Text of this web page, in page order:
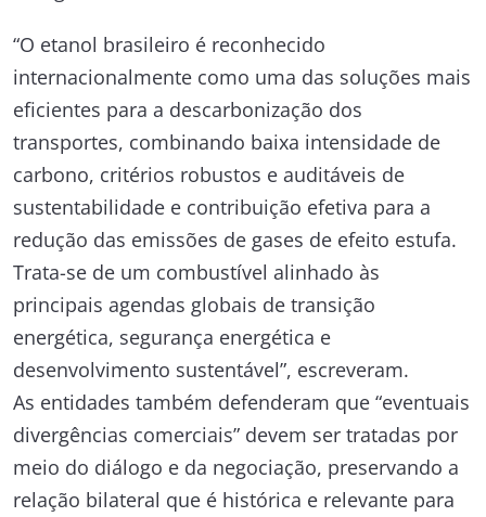
“O etanol brasileiro é reconhecido
internacionalmente como uma das soluções mais
eficientes para a descarbonização dos
transportes, combinando baixa intensidade de
carbono, critérios robustos e auditáveis de
sustentabilidade e contribuição efetiva para a
redução das emissões de gases de efeito estufa.
Trata-se de um combustível alinhado às
principais agendas globais de transição
energética, segurança energética e
desenvolvimento sustentável”, escreveram.
As entidades também defenderam que “eventuais
divergências comerciais” devem ser tratadas por
meio do diálogo e da negociação, preservando a
relação bilateral que é histórica e relevante para